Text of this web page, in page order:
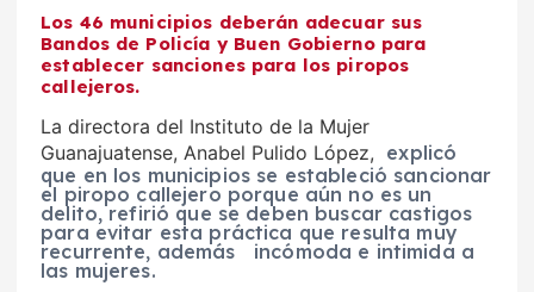
Los 46 municipios deberán adecuar sus
Bandos de Policía y Buen Gobierno para
establecer sanciones para los piropos
callejeros.
La directora del Instituto de la Mujer
Guanajuatense, Anabel Pulido López, explicó
que en los municipios se estableció sancionar
el piropo callejero porque aún no es un
delito, refirió que se deben buscar castigos
para evitar esta práctica que resulta muy
recurrente, además incómoda e intimida a
las mujeres.